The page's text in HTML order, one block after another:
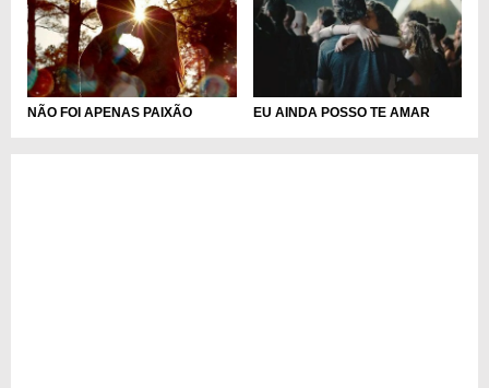
NÃO FOI APENAS PAIXÃO EU AINDA POSSO TE AMAR